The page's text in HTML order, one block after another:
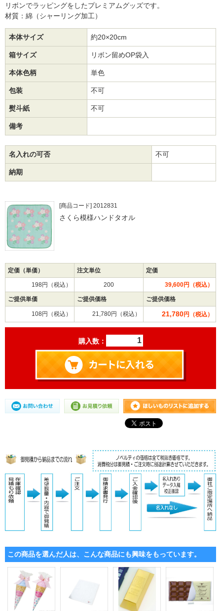
リボンでラッピングをしたプレミアムグッズです。
材質：綿（シャーリング加工）
本体サイズ 約20×20cm
箱サイズ リボン留めOP袋入
本体色柄 単色
包装 不可
熨斗紙 不可
備考
名入れの可否 不可
納期
[商品コード] 2012831
さくら模様ハンドタオル
定価（単価） 注文単位 定価
198円（税込） 200 39,600円（税込）
ご提供単価 ご提供価格 ご提供価格
108円（税込） 21,780円（税込） 21,780円（税込）
購入数：
この商品を選んだ人は、こんな商品にも興味をもっています。